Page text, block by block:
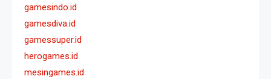
gamesindo.id
gamesdiva.id
gamessuper.id
herogames.id
mesingames.id